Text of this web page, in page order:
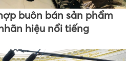
buôn bán sản phẩm
hiệu nổi tiếng